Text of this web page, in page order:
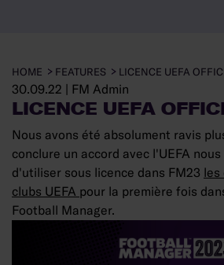
HOME FEATURES LICENCE UEFA
30.09.22 FM Admin
LICENCE UEFA
Nous avons été absolument ravis
conclure un accord avec l'UEFA
d'utiliser sous licence dans FM23
clubs UEFA pour la première fois
Football Manager.